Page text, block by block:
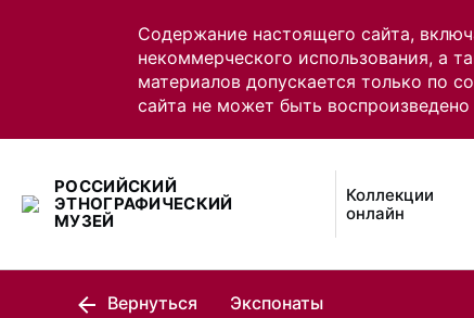
Содержание настоящего сайта,
некоммерческого использования, а
материалов допускается только по
сайта не может быть
РОССИЙСКИЙ
ЭТНОГРАФИЧЕСКИЙ
МУЗЕЙ
Коллекции
онлайн
Вернуться Экспонаты